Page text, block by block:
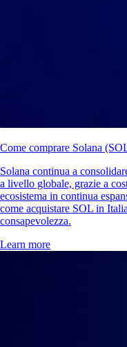
Come comprare Solana
Solana continua a
a livello globale, grazie a
ecosistema in continua
come acquistare SOL in
consapevolezza.
Learn more